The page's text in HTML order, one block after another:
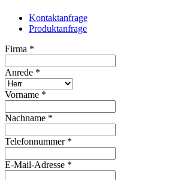
Kontaktanfrage
Produktanfrage
Firma *
Anrede *
Vorname *
Nachname *
Telefonnummer *
E-Mail-Adresse *